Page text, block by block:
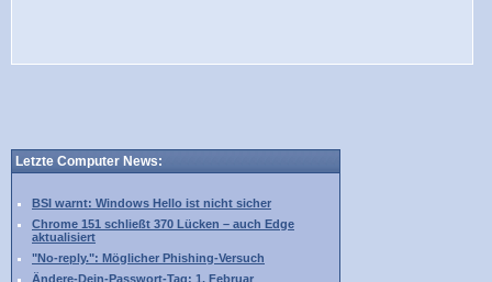
Letzte Computer News:
BSI warnt: Windows Hello ist nicht sicher
Chrome 151 schließt 370 Lücken – auch Edge
aktualisiert
"No-reply.": Möglicher Phishing-Versuch
Ändere-Dein-Passwort-Tag: 1. Februar